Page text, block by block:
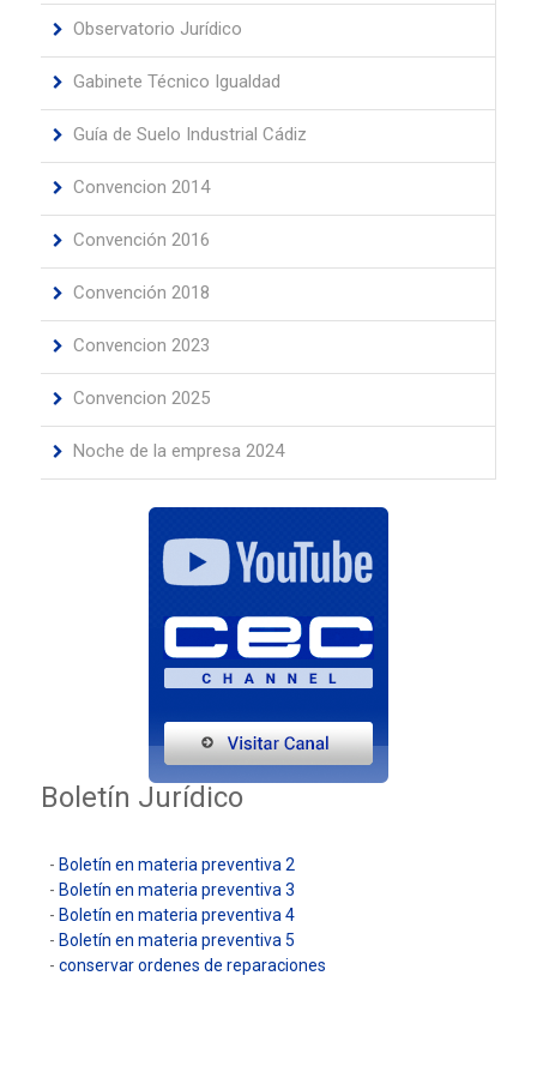
Observatorio Jurídico
Gabinete Técnico Igualdad
Guía de Suelo Industrial Cádiz
Convencion 2014
Convención 2016
Convención 2018
Convencion 2023
Convencion 2025
Noche de la empresa 2024
Boletín Jurídico
- Boletín en materia preventiva 2
- Boletín en materia preventiva 3
- Boletín en materia preventiva 4
- Boletín en materia preventiva 5
- conservar ordenes de reparaciones